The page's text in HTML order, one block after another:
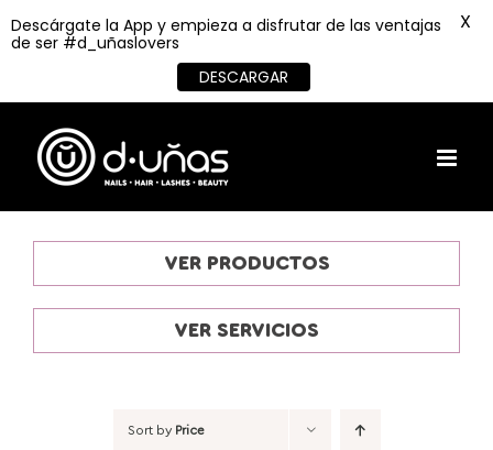
content
VER PRODUCTOS
VER SERVICIOS
Sort by Price
Descárgate la App y empieza a disfrutar de las ventajas
de ser #d_uñaslovers
DESCARGAR
X